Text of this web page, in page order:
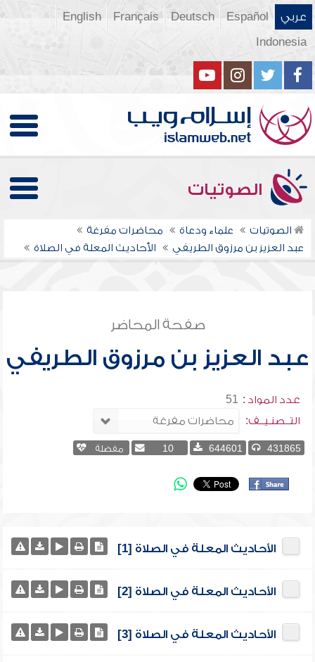
عربي Español
Deutsch
Français
English
Indonesia
الصوتيات
الصوتيات علماء ودعاة
محاضرات مفرغة
عبد العزيز بن مرزوق الطريفي
الأحاديث المعلة في الصلاة
صفحة المحاضر
عبد العزيز بن مرزوق الطريفي
عدد المواد : 51
التــصنـيــف:
431865
644601
10 مفضلة
الأحاديث المعلة في الصلاة [1]
الأحاديث المعلة في الصلاة [2]
الأحاديث المعلة في الصلاة [3]